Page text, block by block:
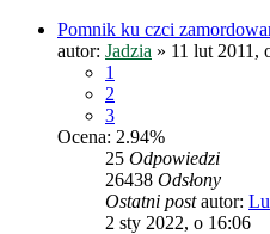
Pomnik ku czci
autor: Jadzia » 11 lut 2011,
1
2
3
Ocena: 2.94%
25 Odpowiedzi
26438 Odsłony
Ostatni postautor:
2 sty 2022, o 16:06